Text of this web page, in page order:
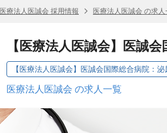
医療法人医誠会 採用情報 医療法人医誠会 の求人
【医療法人医誠会】医誠
【医療法人医誠会】医誠会国際総合病院：
医療法人医誠会 の求人一覧